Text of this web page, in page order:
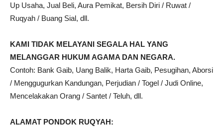
Up Usaha, Jual Beli, Aura Pemikat, Bersih Diri / Ruwat /
Ruqyah / Buang Sial, dll.
KAMI TIDAK MELAYANI SEGALA HAL YANG
MELANGGAR HUKUM AGAMA DAN NEGARA.
Contoh: Bank Gaib, Uang Balik, Harta Gaib, Pesugihan, Aborsi
/ Menggugurkan Kandungan, Perjudian / Togel / Judi Online,
Mencelakakan Orang / Santet / Teluh, dll.
ALAMAT PONDOK RUQYAH: